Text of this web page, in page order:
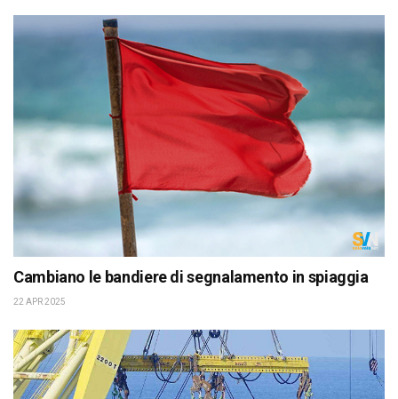
Cambiano le bandiere di segnalamento in spiaggia
22 APR 2025